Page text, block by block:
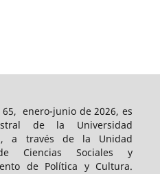
enero-junio de 2026, es
de la Universidad
a través de la Unidad
Ciencias Sociales y
de Política y Cultura.